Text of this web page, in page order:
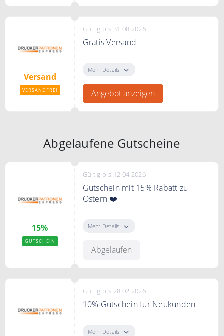
Versand
VERSANDFREI
Gültig bis 31.08.2026
Gratis Versand
Rückversand bei
Mehr Details
Angebot anzeigen
Abgelaufene Gutscheine
15%
GUTSCHEIN
Gültig bis 12.04.2026
Gutschein mit 15% Rabatt zu
Ostern ❤️
auf die gesamte Bestellung
Bedingungen
Einmal pro Kunde einlösbar. Gilt
Mehr Details
Abgelaufen
Gültig bis 28.02.2026
10% Gutschein für Neukunden
das gesamte Sortiment
Mehr Details